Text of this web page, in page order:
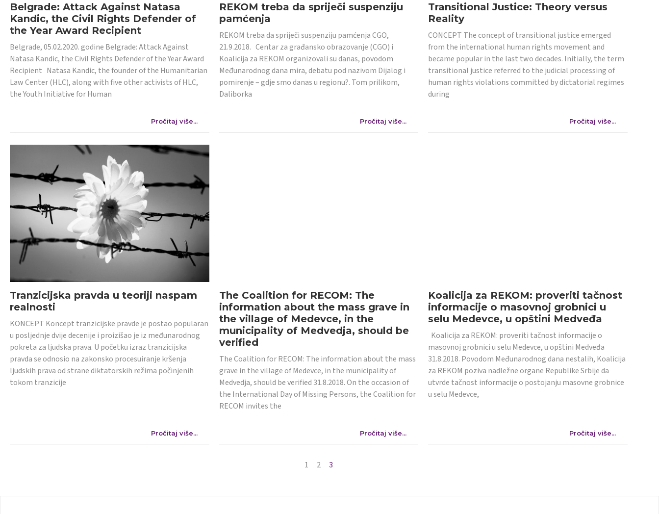
Belgrade: Attack Against Natasa
Kandic, the Civil Rights Defender of
the Year Award Recipient
Belgrade, 05.02.2020. godine Belgrade: Attack Against
Natasa Kandic, the Civil Rights Defender of the Year Award
Recipient Natasa Kandic, the founder of the Humanitarian
Law Center (HLC), along with five other activists of HLC,
the Youth Initiative for Human
Pročitaj više...
REKOM treba da spriječi suspenziju
pamćenja
REKOM treba da spriječi suspenziju pamćenja CGO,
21.9.2018. Centar za građansko obrazovanje (CGO) i
Koalicija za REKOM organizovali su danas, povodom
Međunarodnog dana mira, debatu pod nazivom Dijalog i
pomirenje – gdje smo danas u regionu?. Tom prilikom,
Daliborka
Pročitaj više...
Transitional Justice: Theory versus
Reality
CONCEPT The concept of transitional justice emerged
from the international human rights movement and
became popular in the last two decades. Initially, the term
transitional justice referred to the judicial processing of
human rights violations committed by dictatorial regimes
during
Pročitaj više...
Tranzicijska pravda u teoriji naspam
realnosti
KONCEPT Koncept tranzicijske pravde je postao popularan
u posljednje dvije decenije i proizišao je iz međunarodnog
pokreta za ljudska prava. U početku izraz tranzicijska
pravda se odnosio na zakonsko procesuiranje kršenja
ljudskih prava od strane diktatorskih režima počinjenih
tokom tranzicije
Pročitaj više...
The Coalition for RECOM: The
information about the mass grave in
the village of Medevce, in the
municipality of Medvedja, should be
verified
The Coalition for RECOM: The information about the mass
grave in the village of Medevce, in the municipality of
Medvedja, should be verified 31.8.2018. On the occasion of
the International Day of Missing Persons, the Coalition for
RECOM invites the
Pročitaj više...
Koalicija za REKOM: proveriti tačnost
informacije o masovnoj grobnici u
selu Medevce, u opštini Medveđa
Koalicija za REKOM: proveriti tačnost informacije o
masovnoj grobnici u selu Medevce, u opštini Medveđa
31.8.2018. Povodom Međunarodnog dana nestalih, Koalicija
za REKOM poziva nadležne organe Republike Srbije da
utvrde tačnost informacije o postojanju masovne grobnice
u selu Medevce,
Pročitaj više...
1 2 3